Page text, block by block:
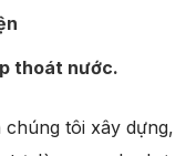
thoát nước.
tôi xây dựng,